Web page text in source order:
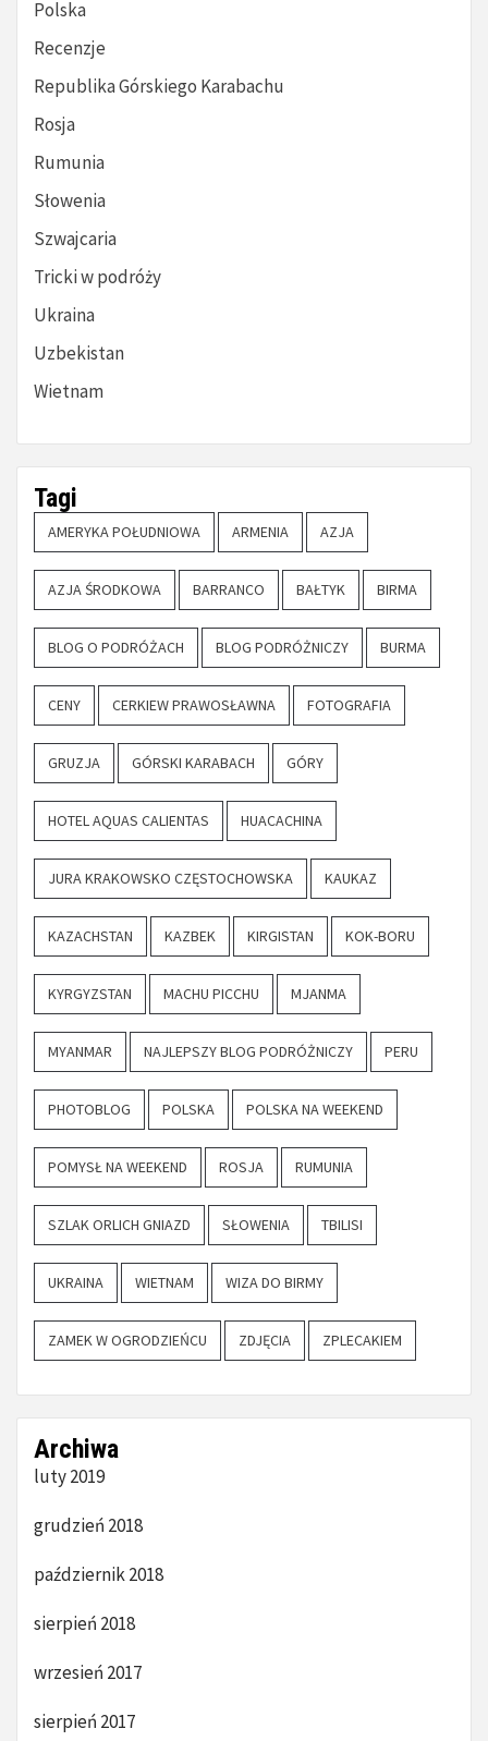
Polska
Recenzje
Republika Górskiego Karabachu
Rosja
Rumunia
Słowenia
Szwajcaria
Tricki w podróży
Ukraina
Uzbekistan
Wietnam
Tagi
AMERYKA POŁUDNIOWA ARMENIA AZJA
AZJA ŚRODKOWA BARRANCO BAŁTYK BIRMA
BLOG O PODRÓŻACH BLOG PODRÓŻNICZY BURMA
CENY CERKIEW PRAWOSŁAWNA FOTOGRAFIA
GRUZJA GÓRSKI KARABACH GÓRY
HOTEL AQUAS CALIENTAS HUACACHINA
JURA KRAKOWSKO CZĘSTOCHOWSKA KAUKAZ
KAZACHSTAN KAZBEK KIRGISTAN KOK-BORU
KYRGYZSTAN MACHU PICCHU MJANMA
MYANMAR NAJLEPSZY BLOG PODRÓŻNICZY PERU
PHOTOBLOG POLSKA POLSKA NA WEEKEND
POMYSŁ NA WEEKEND ROSJA RUMUNIA
SZLAK ORLICH GNIAZD SŁOWENIA TBILISI
UKRAINA WIETNAM WIZA DO BIRMY
ZAMEK W OGRODZIEŃCU ZDJĘCIA ZPLECAKIEM
Archiwa
luty 2019
grudzień 2018
październik 2018
sierpień 2018
wrzesień 2017
sierpień 2017